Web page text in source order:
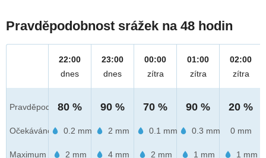
Pravděpodobnost srážek na 48 hodin
Pravděpod.
Očekáváno
Maximum
22:00
dnes
80 %
0.2 mm
2 mm
23:00
dnes
90 %
2 mm
4 mm
00:00
zítra
70 %
0.1 mm
2 mm
01:00
zítra
90 %
0.3 mm
1 mm
02:00
zítra
20 %
0 mm
1 mm